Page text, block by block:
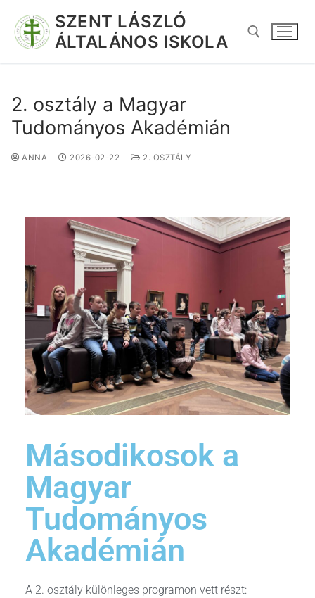
SZENT LÁSZLÓ
ÁLTALÁNOS ISKOLA
2. osztály a Magyar
Tudományos Akadémián
ANNA 2026-02-22 2. OSZTÁLY
Másodikosok a
Magyar
Tudományos
Akadémián
A 2. osztály különleges programon vett részt: